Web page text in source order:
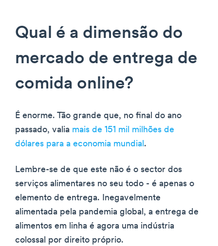
Qual é a dimensão do
mercado de entrega de
comida online?
É enorme. Tão grande que, no final do ano
passado, valia mais de 151 mil milhões de
dólares para a economia mundial.
Lembre-se de que este não é o sector dos
serviços alimentares no seu todo - é apenas o
elemento de entrega. Inegavelmente
alimentada pela pandemia global, a entrega de
alimentos em linha é agora uma indústria
colossal por direito próprio.